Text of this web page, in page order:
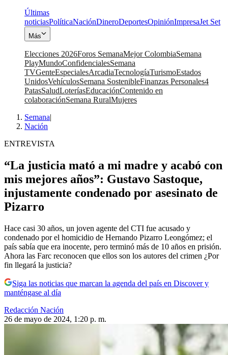
Últimas
noticiasPolíticaNaciónDineroDeportesOpiniónImpresaJet Set
Más
Elecciones 2026Foros SemanaMejor ColombiaSemana
PlayMundoConfidencialesSemana
TVGenteEspecialesArcadiaTecnologíaTurismoEstados
UnidosVehículosSemana SostenibleFinanzas Personales4
PatasSaludLoteríasEducaciónContenido en
colaboraciónSemana RuralMujeres
Semana|
Nación
ENTREVISTA
“La justicia mató a mi madre y acabó con
mis mejores años”: Gustavo Sastoque,
injustamente condenado por asesinato de
Pizarro
Hace casi 30 años, un joven agente del CTI fue acusado y
condenado por el homicidio de Hernando Pizarro Leongómez; el
país sabía que era inocente, pero terminó más de 10 años en prisión.
Ahora las Farc reconocen que ellos son los autores del crimen ¿Por
fin llegará la justicia?
Siga las noticias que marcan la agenda del país en Discover y
manténgase al día
Redacción Nación
26 de mayo de 2024, 1:20 p. m.